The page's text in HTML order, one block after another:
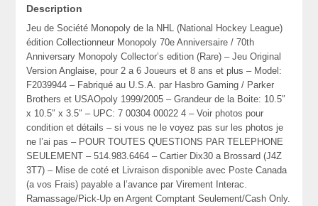
Description
Jeu de Société Monopoly de la NHL (National Hockey League)
édition Collectionneur Monopoly 70e Anniversaire / 70th
Anniversary Monopoly Collector’s edition (Rare) – Jeu Original
Version Anglaise, pour 2 a 6 Joueurs et 8 ans et plus – Model:
F2039944 – Fabriqué au U.S.A. par Hasbro Gaming / Parker
Brothers et USAOpoly 1999/2005 – Grandeur de la Boite: 10.5″
x 10.5″ x 3.5″ – UPC: 7 00304 00022 4 – Voir photos pour
condition et détails – si vous ne le voyez pas sur les photos je
ne l’ai pas – POUR TOUTES QUESTIONS PAR TELEPHONE
SEULEMENT – 514.983.6464 – Cartier Dix30 a Brossard (J4Z
3T7) – Mise de coté et Livraison disponible avec Poste Canada
(a vos Frais) payable a l’avance par Virement Interac.
Ramassage/Pick-Up en Argent Comptant Seulement/Cash Only.